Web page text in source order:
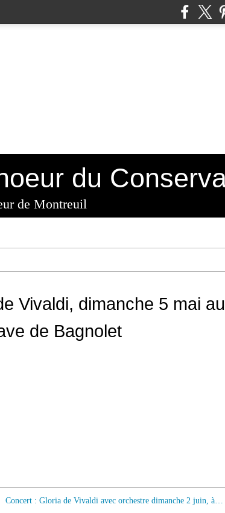
de Montreuil
Vivaldi, dimanche 5 mai au
de Bagnolet
Concert : Gloria de Vivaldi avec orchestre dimanche 2 juin, à l'Eglise Saint-Pierre Saint-Paul